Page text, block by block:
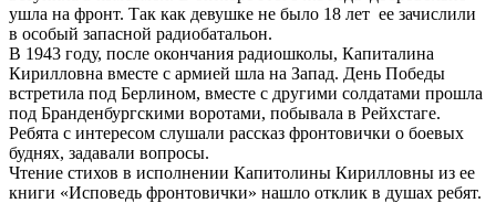
ушла на фронт. Так как девушке не было 18 лет ее зачислили
в особый запасной радиобатальон.
В 1943 году, после окончания радиошколы, Капиталина
Кирилловна вместе с армией шла на Запад. День Победы
встретила под Берлином, вместе с другими солдатами прошла
под Бранденбургскими воротами, побывала в Рейхстаге.
Ребята с интересом слушали рассказ фронтовички о боевых
буднях, задавали вопросы.
Чтение стихов в исполнении Капитолины Кирилловны из ее
книги «Исповедь фронтовички» нашло отклик в душах ребят.